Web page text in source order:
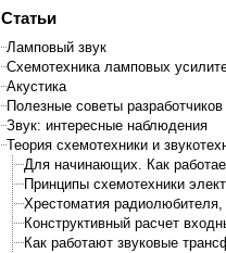
Статьи
Ламповый звук
Схемотехника ламповых
Акустика
Полезные советы
Звук: интересные наблюдения
Теория схемотехники и
Для начинающих. Как
Принципы схемотехники
Хрестоматия радиолюбителя,
Конструктивный расчет
Как работают звуковые